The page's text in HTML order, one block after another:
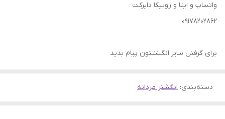
واتساپ و ایتا و روبیکا دایرکت
09178202862
برای گرفتن سایز انگشتتون پیام بدید
دسته‌بندی: انگشتر مردانه